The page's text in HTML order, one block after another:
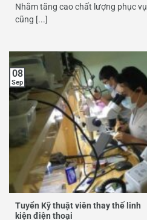
Nhằm tăng cao chất lượng phục vụ
cũng [...]
Tuyển Kỹ thuật viên thay thế linh
kiện điện thoại
08
Sep